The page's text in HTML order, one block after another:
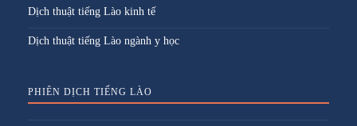
Dịch thuật tiếng Lào kinh tế
Dịch thuật tiếng Lào ngành y học
PHIÊN DỊCH TIẾNG LÀO